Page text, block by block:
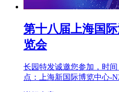
第十八届上海国
览会
长园特发诚邀您参加，时间
点：上海新国际博览中心-